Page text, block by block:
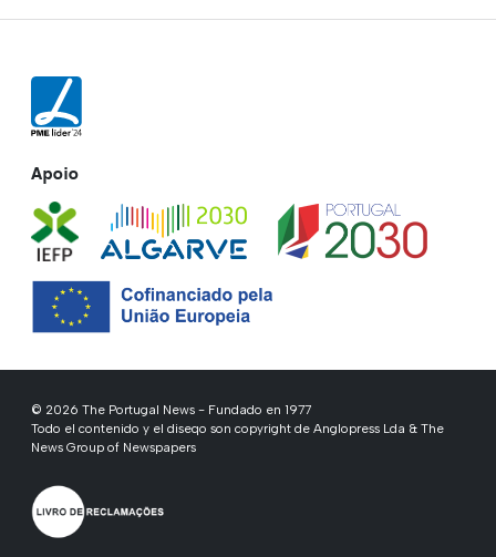
Apoio
© 2026 The Portugal News - Fundado en 1977
Todo el contenido y el diseqo son copyright de Anglopress Lda & The
News Group of Newspapers